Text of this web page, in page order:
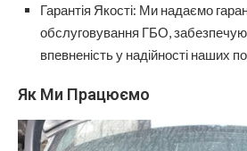
Гарантія Якості: Ми надаємо
обслуговування ГБО,
впевненість у надійності наших
Як Ми Працюємо